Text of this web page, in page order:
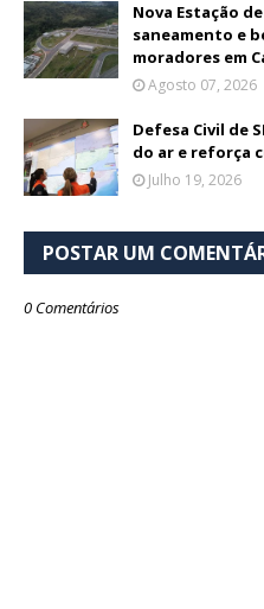
Nova Estação
saneamento e
moradores em
Agosto 07, 2026
Defesa Civil de
do ar e reforça
Julho 19, 2026
POSTAR UM
0 Comentários